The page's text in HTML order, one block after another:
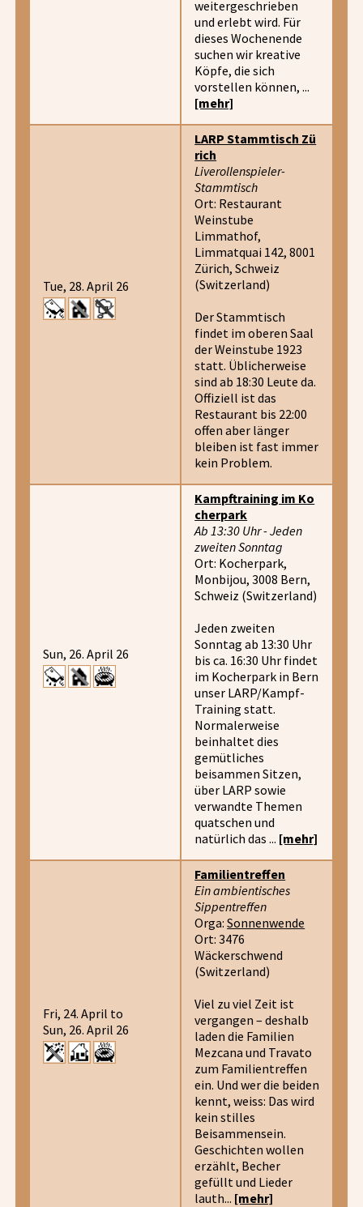
weitergeschrieben
und erlebt wird. Für
dieses Wochenende
suchen wir kreative
Köpfe, die sich
vorstellen können, ...
[mehr]
Tue, 28. April 26
LARP Stammtisch Zü
rich
Liverollenspieler-
Stammtisch
Ort: Restaurant
Weinstube
Limmathof,
Limmatquai 142, 8001
Zürich, Schweiz
(Switzerland)
Der Stammtisch
findet im oberen Saal
der Weinstube 1923
statt. Üblicherweise
sind ab 18:30 Leute da.
Offiziell ist das
Restaurant bis 22:00
offen aber länger
bleiben ist fast immer
kein Problem.
Sun, 26. April 26
Kampftraining im Ko
cherpark
Ab 13:30 Uhr - Jeden
zweiten Sonntag
Ort: Kocherpark,
Monbijou, 3008 Bern,
Schweiz (Switzerland)
Jeden zweiten
Sonntag ab 13:30 Uhr
bis ca. 16:30 Uhr findet
im Kocherpark in Bern
unser LARP/Kampf-
Training statt.
Normalerweise
beinhaltet dies
gemütliches
beisammen Sitzen,
über LARP sowie
verwandte Themen
quatschen und
natürlich das ... [mehr]
Fri, 24. April to
Sun, 26. April 26
Familientreffen
Ein ambientisches
Sippentreffen
Orga:Sonnenwende
Ort: 3476
Wäckerschwend
(Switzerland)
Viel zu viel Zeit ist
vergangen – deshalb
laden die Familien
Mezcana und Travato
zum Familientreffen
ein. Und wer die beiden
kennt, weiss: Das wird
kein stilles
Beisammensein.
Geschichten wollen
erzählt, Becher
gefüllt und Lieder
lauth... [mehr]